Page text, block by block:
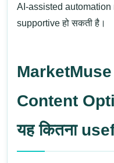
AI-assisted
supportive हो सकती है।
Content
यह कितना